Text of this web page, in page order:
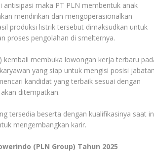
antisipasi maka PT PLN membentuk anak
mendirikan dan mengoperasionalkan
produksi listrik tersebut dimaksudkan untuk
proses pengolahan di smelternya.
kembali membuka lowongan kerja terbaru
yang siap untuk mengisi posisi jabatan
kandidat yang terbaik sesuai dengan
ditempatkan.
tersedia beserta dengan kualifikasinya saat
mengembangkan karir.
(PLN Group) Tahun 2025